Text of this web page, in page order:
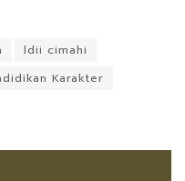
ldii cimahi
Karakter